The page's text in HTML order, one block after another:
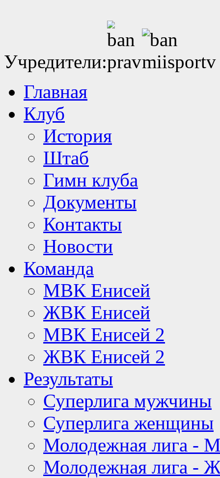
Учредители:
Главная
Клуб
История
Штаб
Гимн клуба
Документы
Контакты
Новости
Команда
МВК Енисей
ЖВК Енисей
МВК Енисей 2
ЖВК Енисей 2
Результаты
Суперлига мужчины
Суперлига женщины
Молодежная лига -
Молодежная лига -